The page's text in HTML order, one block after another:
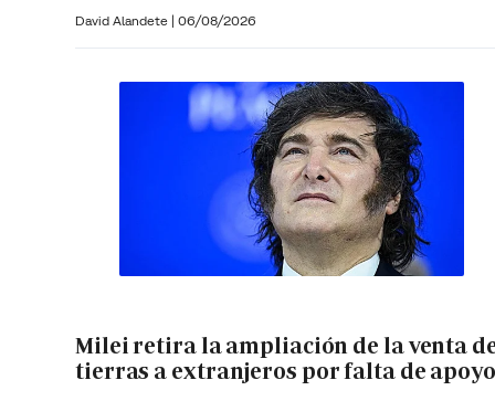
David Alandete | 06/08/2026
Milei retira la ampliación de la venta
tierras a extranjeros por falta de apoyo